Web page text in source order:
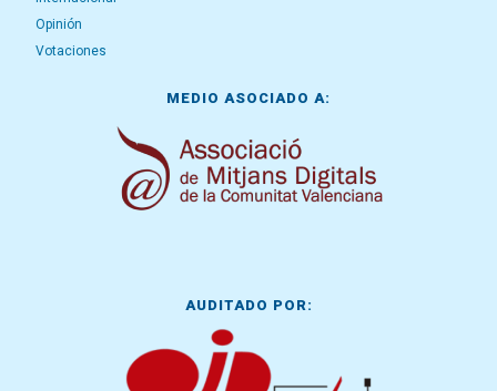
Opinión
Votaciones
MEDIO ASOCIADO A:
AUDITADO POR: